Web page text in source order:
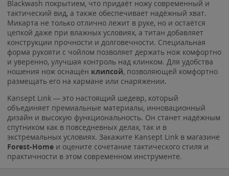
Blackwash покрытием, что придаёт ножу современный и
тактический вид, а также обеспечивает надёжный хват.
Микарта не только отлично лежит в руке, но и остаётся
цепкой даже при влажных условиях, а титан добавляет
конструкции прочности и долговечности. Специальная
форма рукояти с чойлом позволяет держать нож комфортно
и уверенно, улучшая контроль над клинком. Для удобства
ношения нож оснащён клипсой, позволяющей комфортно
размещать его на кармане или снаряжении.
Kansept Link — это настоящий шедевр, который
объединяет премиальные материалы, инновационный
дизайн и высокую функциональность. Он станет надёжным
спутником как в повседневных делах, так и в
экстремальных условиях. Закажите Kansept Link в магазине
Forest-Home и оцените сочетание тактического стиля и
практичности в этом современном инструменте.